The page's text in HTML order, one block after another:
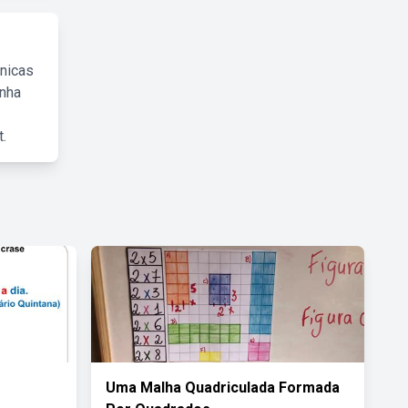
Uma Malha Quadriculada Formada